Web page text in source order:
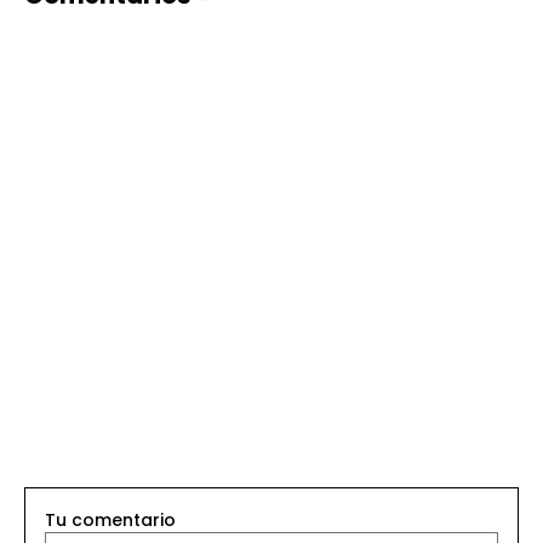
Tu comentario